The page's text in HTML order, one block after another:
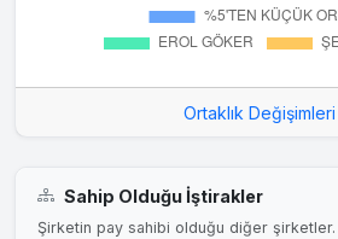
Ortaklık Değişimleri
Sahip Olduğu İştirakler
Şirketin pay sahibi olduğu diğer